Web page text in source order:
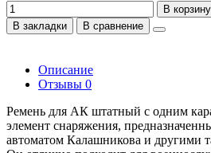
В корзину
В закладки
В сравнение
Описание
Отзывы 0
Ремень для АК штатный с одним
элемент снаряжения,
автоматом Калашникова и другими